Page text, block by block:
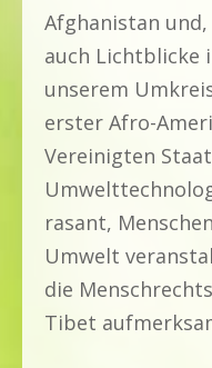
Afghanistan
auch Lichtblicke
unserem
erster Afro-
Vereinigten
rasant,
Umwelt
die
Tibet